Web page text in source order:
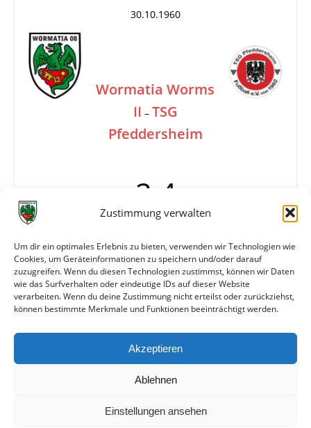
Zustimmung verwalten
Um dir ein optimales Erlebnis zu bieten, verwenden wir Technologien wie
Cookies, um Geräteinformationen zu speichern und/oder darauf
zuzugreifen. Wenn du diesen Technologien zustimmst, können wir Daten
wie das Surfverhalten oder eindeutige IDs auf dieser Website
verarbeiten. Wenn du deine Zustimmung nicht erteilst oder zurückziehst,
können bestimmte Merkmale und Funktionen beeinträchtigt werden.
Akzeptieren
Ablehnen
Einstellungen ansehen
30.10.1960
Wormatia Worms
II – TSG
Pfeddersheim
2:4
Tore
Halbzeit 1:1
Karten
Platzverweis: Halbrechter (Pfeddersheim) nach
dem 2:1
Alle bisherigen Partien der beiden Mannschaften
anzeigen